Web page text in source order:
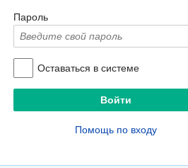
Пароль
Оставаться в системе
Помощь по входу